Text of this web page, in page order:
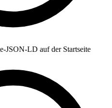
JSON-LD auf der Startseite